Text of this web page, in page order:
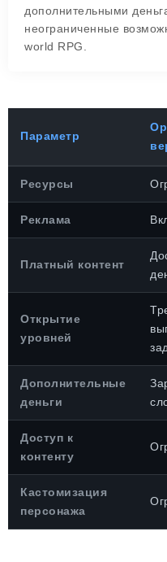
дополнительными
неограниченные
world RPG.
Параметр
Ресурсы
Реклама
Платный контент
Открытие
уровней
Дополнительные
деньги
Доступ к
контенту
Кастомизация
персонажа